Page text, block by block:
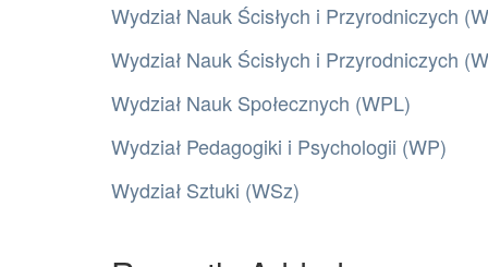
Wydział Nauk Ścisłych i Przyrodniczych
Wydział Nauk Ścisłych i Przyrodniczych
Wydział Nauk Społecznych (WPL)
Wydział Pedagogiki i Psychologii (WP)
Wydział Sztuki (WSz)